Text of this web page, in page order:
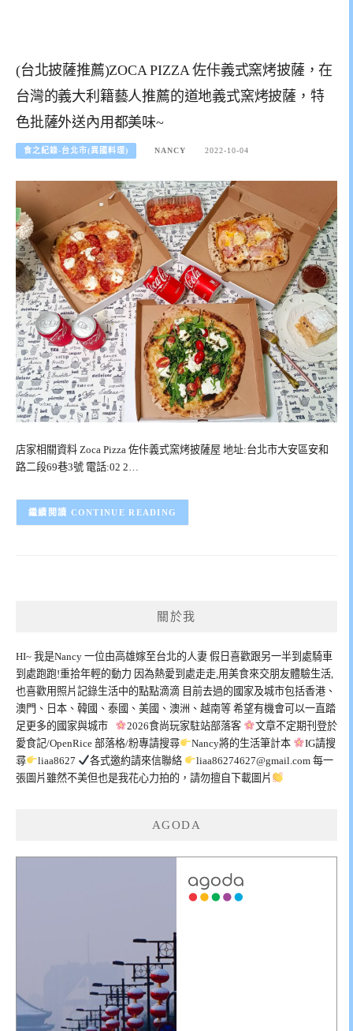
(台北披薩推薦)ZOCA PIZZA 佐佧義式窯烤披薩，在
台灣的義大利籍藝人推薦的道地義式窯烤披薩，特
色批薩外送內用都美味~
食之紀錄-台北市(異國料理) NANCY 2022-10-04
店家相關資料 Zoca Pizza 佐佧義式窯烤披薩屋 地址:台北市大安區安和
路二段69巷3號 電話:02 2…
CONTINUE READING
關於我
HI~ 我是Nancy 一位由高雄嫁至台北的人妻 假日喜歡跟另一半到處騎車
到處跑跑!重拾年輕的動力 因為熱愛到處走走,用美食來交朋友體驗生活,
也喜歡用照片記錄生活中的點點滴滴 目前去過的國家及城市包括香港、
澳門、日本、韓國、泰國、美國、澳洲、越南等 希望有機會可以一直踏
足更多的國家與城市
2026食尚玩家駐站部落客
文章不定期刊登於
愛食記/OpenRice 部落格/粉專請搜尋
Nancy將的生活筆計本
IG請搜
尋
liaa8627 各式邀約請來信聯絡 liaa86274627@gmail.com每一
張圖片雖然不美但也是我花心力拍的，請勿擅自下載圖片
AGODA